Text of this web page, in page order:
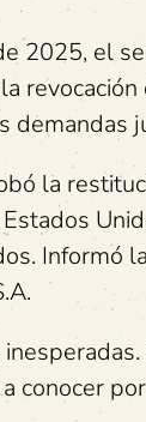
2025, el
demandas
la
Informó
conocer